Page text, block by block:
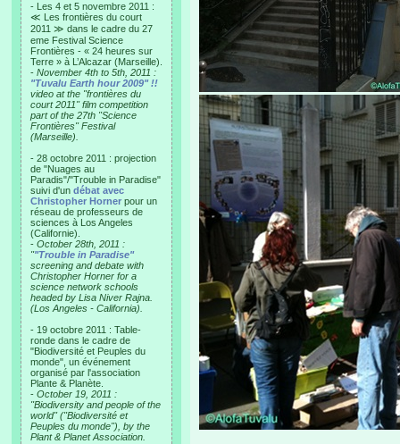
- Les 4 et 5 novembre 2011 :
≪ Les frontières du court
2011 ≫ dans le cadre du 27
eme Festival Science
Frontières - « 24 heures sur
Terre » à L’Alcazar (Marseille).
- November 4th to 5th, 2011 :
"Tuvalu Earth hour 2009" !!
video at the "frontières du
court 2011" film competition
part of the 27th "Science
Frontières" Festival
(Marseille).
- 28 octobre 2011 : projection
de "Nuages au
Paradis"/"Trouble in Paradise"
suivi d'un débat avec
Christopher Horner pour un
réseau de professeurs de
sciences à Los Angeles
(Californie).
- October 28th, 2011 :
""Trouble in Paradise"
screening and debate with
Christopher Horner for a
science network schools
headed by Lisa Niver Rajna.
(Los Angeles - California).
- 19 octobre 2011 : Table-
ronde dans le cadre de
"Biodiversité et Peuples du
monde", un événement
organisé par l'association
Plante & Planète.
- October 19, 2011 :
"Biodiversity and people of the
world" ("Biodiversité et
Peuples du monde"), by the
Plant & Planet Association.